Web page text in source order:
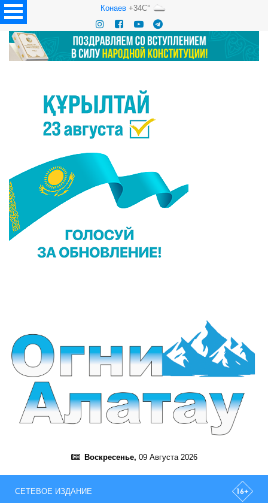
Конаев+34C°
Воскресенье, 09 Августа 2026
СЕТЕВОЕ ИЗДАНИЕ